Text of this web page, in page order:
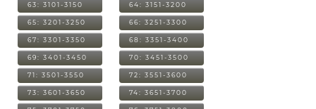
63: 3101-3150 64: 3151-3200
65: 3201-3250 66: 3251-3300
67: 3301-3350 68: 3351-3400
69: 3401-3450 70: 3451-3500
71: 3501-3550 72: 3551-3600
73: 3601-3650 74: 3651-3700